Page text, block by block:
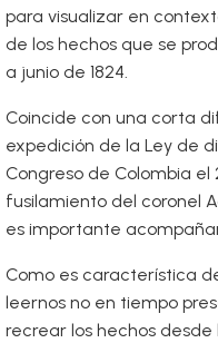
para visualizar en
de los hechos que se
a junio de 1824.
Coincide con una corta
expedición de la Ley de
Congreso de Colombia el
fusilamiento del coronel
es importante
Como es característica
leernos no en tiempo
recrear los hechos